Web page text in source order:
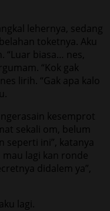
lehernya, sedang
toketnya. Aku
“Luar biasa… nes,
“Kok gak
lirih. “Gak apa kalo
ngerasain kesemprot
sekali om, belum
seperti ini”, katanya
mau lagi kan ronde
didalem ya”,
lagi.